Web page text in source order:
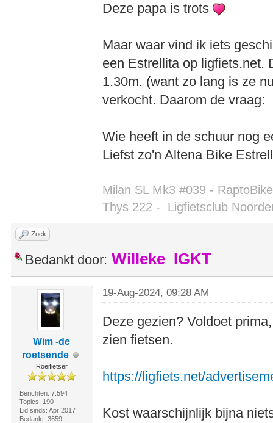
Deze papa is trots
Maar waar vind ik iets
een Estrellita op ligfiets.net.
1.30m. (want zo lang is ze
verkocht. Daarom de vraag:
Wie heeft in de schuur nog
Liefst zo'n Altena Bike
Milan SL Mk3 #039 -
Thys 222 - Ligfietsclub
Zoek
Bedankt door: Willeke_IGKT
Wim -de
roetsende
Roeifietser
Berichten: 7.594
Topics: 190
Lid sinds: Apr 2017
Bedankt: 3659
19-Aug-2024, 09:28 AM
Deze gezien? Voldoet
zien fietsen.
https://ligfiets.net/
Kost waarschijnlijk bijna